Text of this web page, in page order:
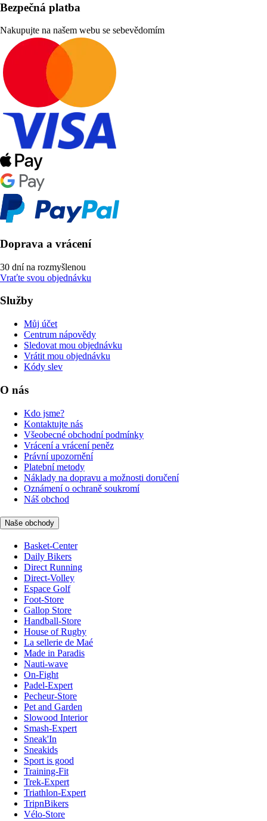
Bezpečná platba
Nakupujte na našem webu se sebevědomím
Doprava a vrácení
30 dní na rozmyšlenou
Vraťte svou objednávku
Služby
Můj účet
Centrum nápovědy
Sledovat mou objednávku
Vrátit mou objednávku
Kódy slev
O nás
Kdo jsme?
Kontaktujte nás
Všeobecné obchodní podmínky
Vrácení a vrácení peněz
Právní upozornění
Platební metody
Náklady na dopravu a možnosti doručení
Oznámení o ochraně soukromí
Náš obchod
Naše obchody
Basket-Center
Daily Bikers
Direct Running
Direct-Volley
Espace Golf
Foot-Store
Gallop Store
Handball-Store
House of Rugby
La sellerie de Maé
Made in Paradis
Nauti-wave
On-Fight
Padel-Expert
Pecheur-Store
Pet and Garden
Slowood Interior
Smash-Expert
Sneak'In
Sneakids
Sport is good
Training-Fit
Trek-Expert
Triathlon-Expert
TripnBikers
Vélo-Store